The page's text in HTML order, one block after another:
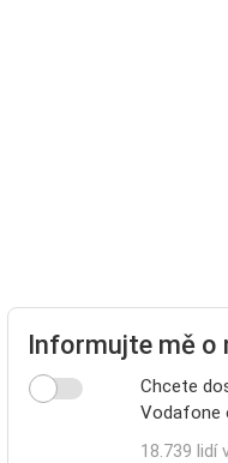
Informujte mě o
Chcete
Vodafone
18.739 lidí